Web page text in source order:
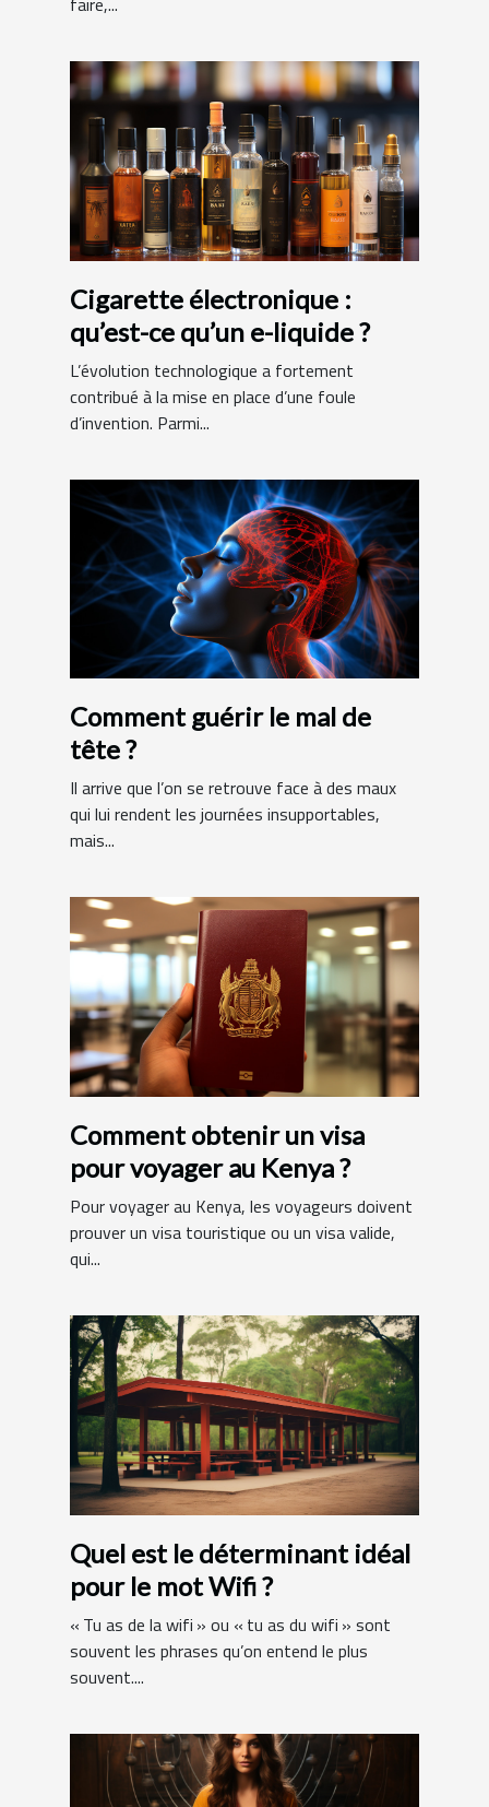
Cigarette électronique :
qu’est-ce qu’un e-liquide ?
L’évolution technologique a fortement
contribué à la mise en place d’une foule
d’invention. Parmi...
Comment guérir le mal de
tête ?
Il arrive que l’on se retrouve face à des maux
qui lui rendent les journées insupportables,
mais...
Comment obtenir un visa
pour voyager au Kenya ?
Pour voyager au Kenya, les voyageurs doivent
prouver un visa touristique ou un visa valide,
qui...
Quel est le déterminant idéal
pour le mot Wifi ?
« Tu as de la wifi » ou « tu as du wifi » sont
souvent les phrases qu’on entend le plus
souvent....